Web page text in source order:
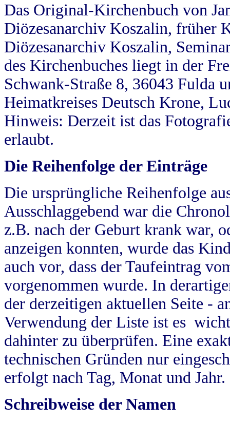
Das Original-Kirchenbuch von
Diözesanarchiv Koszalin, früher
Diözesanarchiv Koszalin,
des Kirchenbuches liegt in der
Schwank-Straße 8, 36043 Fulda
Heimatkreises Deutsch Krone,
Hinweis: Derzeit ist das
erlaubt.
Die Reihenfolge der Einträge
Die ursprüngliche Reihenfolge
Ausschlaggebend war die
z.B. nach der Geburt krank war,
anzeigen konnten, wurde das
auch vor, dass der Taufeintrag
vorgenommen wurde. In
der derzeitigen aktuellen Seite -
Verwendung der Liste ist es
dahinter zu überprüfen. Eine
technischen Gründen nur
erfolgt nach Tag, Monat und Jahr.
Schreibweise der Namen